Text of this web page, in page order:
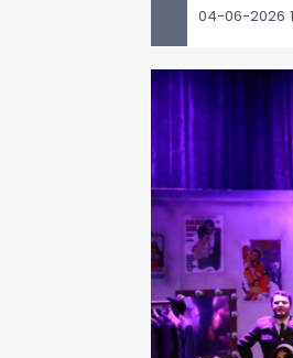
04-06-2026